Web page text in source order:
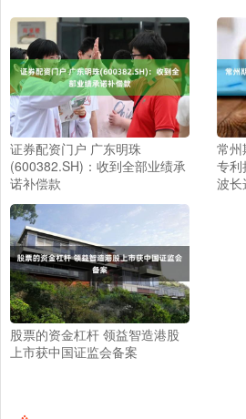
证券配资门户 广东明珠
(600382.SH)：收到全部业绩承
诺补偿款
常州
专利
波长
股票的资金杠杆 领益智造港股
上市获中国证监会备案